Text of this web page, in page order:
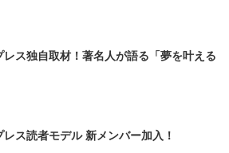
レス独自取材！著名人が語る「夢を叶える
レス読者モデル 新メンバー加入！